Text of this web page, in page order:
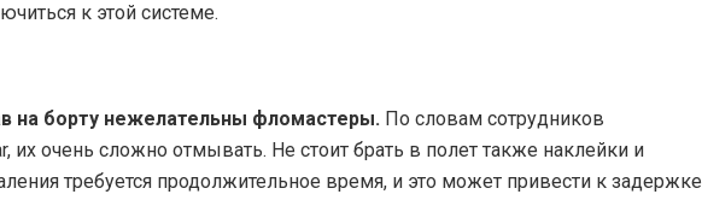
к этой системе.
на борту нежелательны фломастеры. По словам сотрудников
их очень сложно отмывать. Не стоит брать в полет также наклейки и
требуется продолжительное время, и это может привести к задержке